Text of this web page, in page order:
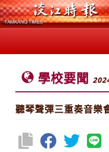
學校要聞
聽琴聲彈三重奏音樂